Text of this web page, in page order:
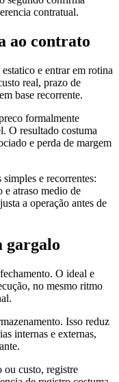
contratual.
ao contrato
e entrar em rotina
real, prazo de
base recorrente.
formalmente
O resultado costuma
e perda de margem
e recorrentes:
e atraso medio de
a operação antes de
gargalo
O ideal e
no mesmo ritmo
Isso reduz
internas e externas,
ou custo, registre